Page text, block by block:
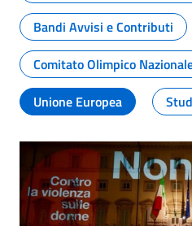
Bandi Avvisi e Contributi
Comitato Olimpico
Unione Europea